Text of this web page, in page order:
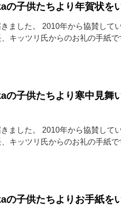
子供たちより年賀状をい
ました。 2010年から協賛して
キッツリ氏からのお礼の手紙
子供たちより寒中見舞
ました。 2010年から協賛して
キッツリ氏からのお礼の手紙
子供たちよりお手紙を